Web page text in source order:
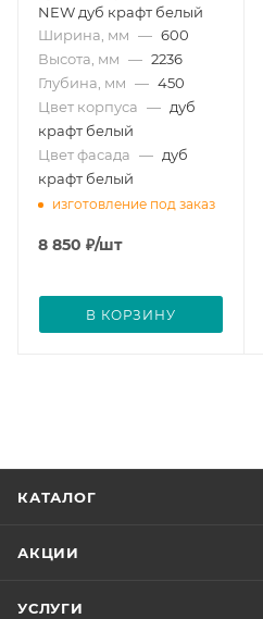
NEW дуб крафт белый
Ширина, мм — 600
Высота, мм — 2236
Глубина, мм — 450
Цвет корпуса — дуб
крафт белый
Цвет фасада — дуб
крафт белый
изготовление под заказ
8 850 ₽/шт
В КОРЗИНУ
КАТАЛОГ
АКЦИИ
УСЛУГИ